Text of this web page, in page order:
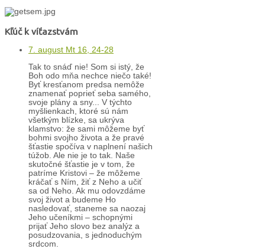
Kľúč k víťazstvám
7. august Mt 16, 24-28
Tak to snáď nie! Som si istý, že
Boh odo mňa nechce niečo také!
Byť kresťanom predsa nemôže
znamenať poprieť seba samého,
svoje plány a sny... V týchto
myšlienkach, ktoré sú nám
všetkým blízke, sa ukrýva
klamstvo: že sami môžeme byť
bohmi svojho života a že pravé
šťastie spočíva v naplnení našich
túžob. Ale nie je to tak. Naše
skutočné šťastie je v tom, že
patríme Kristovi – že môžeme
kráčať s Ním, žiť z Neho a učiť
sa od Neho. Ak mu odovzdáme
svoj život a budeme Ho
nasledovať, staneme sa naozaj
Jeho učeníkmi – schopnými
prijať Jeho slovo bez analýz a
posudzovania, s jednoduchým
srdcom.